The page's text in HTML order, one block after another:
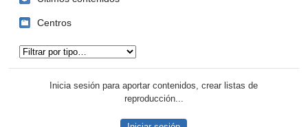
Centros
Inicia sesión para aportar contenidos, crear listas de
reproducción...